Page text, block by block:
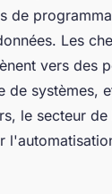
de
Les
vers des
de systèmes,
le secteur